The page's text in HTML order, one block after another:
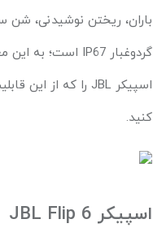
باران، ریختن نوشیدنی،
گردوغبارIP67 است؛ به این
اسپیکر JBL را که از این
کنید.
اسپیکر JBL Flip 6